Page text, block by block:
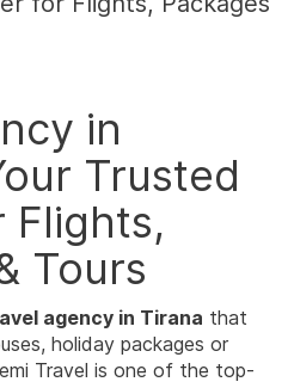
in
Trusted
Flights,
Tours
agency in Tirana that
holiday packages or
Travel is one of the top-